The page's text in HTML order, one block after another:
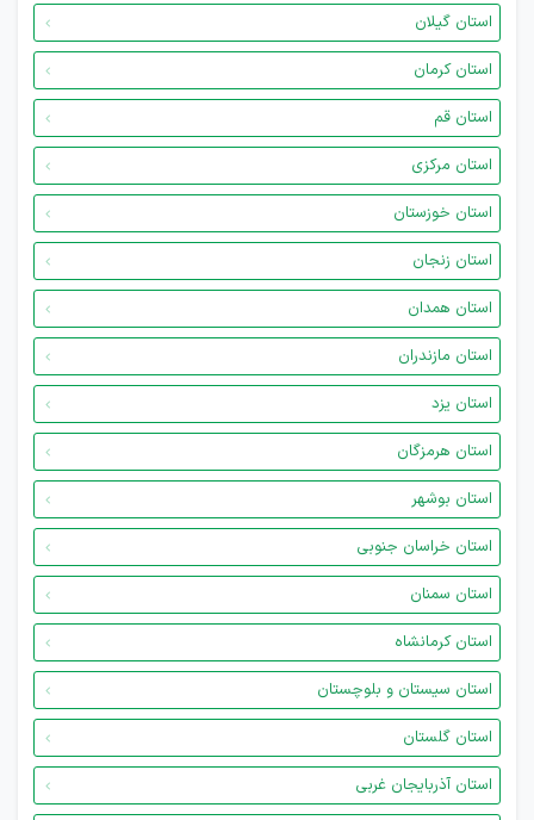
استان گیلان
استان کرمان
استان قم
استان مرکزی
استان خوزستان
استان زنجان
استان همدان
استان مازندران
استان یزد
استان هرمزگان
استان بوشهر
استان خراسان جنوبی
استان سمنان
استان کرمانشاه
استان سیستان و بلوچستان
استان گلستان
استان آذربایجان غربی